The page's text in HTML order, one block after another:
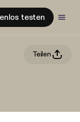
testen
Teilen